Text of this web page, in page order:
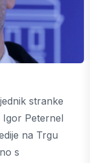
stranke
Igor Peternel
na Trgu
s